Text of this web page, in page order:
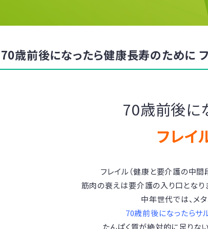
70歳前後になったら健康長寿のために
70歳前後に
フレイ
フレイル（健康と要介護の中間
筋肉の衰えは要介護の入り口となり
中年世代では、メ
70歳前後になったらサ
たんぱく質が絶対的に足りな